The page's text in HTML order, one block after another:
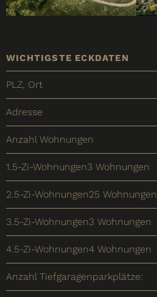
WICHTIGSTE ECKDATEN
PLZ, Ort
Adresse
Anzahl Wohnungen
1.5-Zi-Wohnungen3 Wohnungen
2.5-Zi-Wohnungen25 Wohnungen
3.5-Zi-Wohnungen3 Wohnungen
4.5-Zi-Wohnungen4 Wohnungen
Anzahl Tiefgaragenparkplätze: